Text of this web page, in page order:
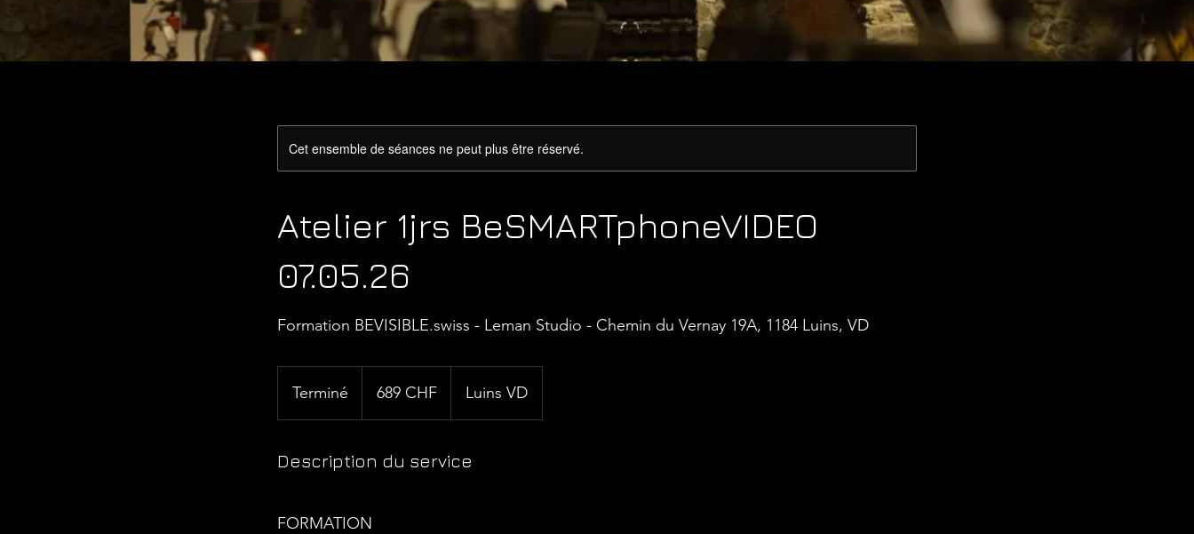
Cet ensemble de séances ne peut plus être réservé.
Atelier 1jrs BeSMARTphoneVIDEO
07.05.26
Formation BEVISIBLE.swiss - Leman Studio - Chemin du Vernay 19A, 1184 Luins, VD
Terminé
e
m
n
suisses
689 CHF Luins VD
Description du service
FORMATION